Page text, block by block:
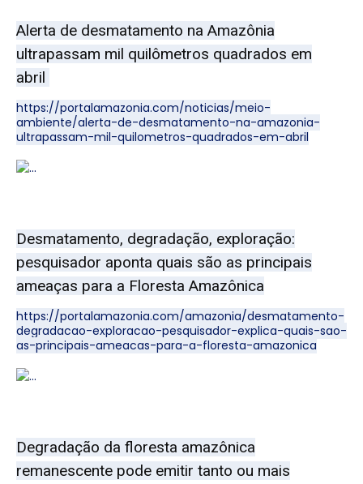
Alerta de desmatamento na Amazônia
ultrapassam mil quilômetros quadrados em
abril
https://portalamazonia.com/noticias/meio-
ambiente/alerta-de-desmatamento-na-amazonia-
ultrapassam-mil-quilometros-quadrados-em-abril
Desmatamento, degradação, exploração:
pesquisador aponta quais são as principais
ameaças para a Floresta Amazônica
https://portalamazonia.com/amazonia/desmatamento-
degradacao-exploracao-pesquisador-explica-quais-sao-
as-principais-ameacas-para-a-floresta-amazonica
Degradação da floresta amazônica
remanescente pode emitir tanto ou mais